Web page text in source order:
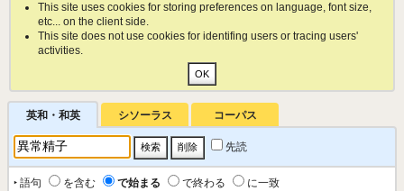
This site uses cookies for storing preferences on language, font size,
etc... on the client side.
This site does not use cookies for identifing users or tracing users'
activities.
英和・和英 シソーラス コーパス
先読
‣ 語句 を含む で始まる で終わる
に一致